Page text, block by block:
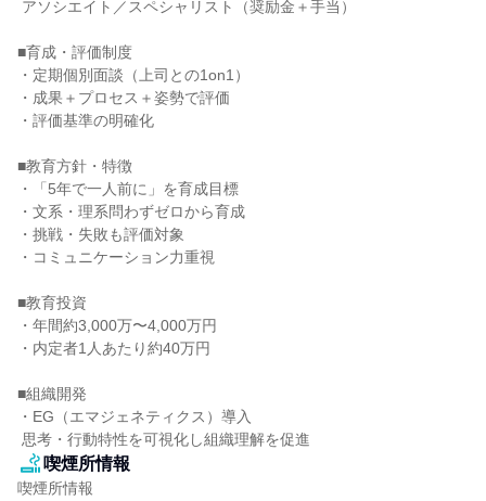
■育成・評価制度
・定期個別面談（上司との1on1）
・成果＋プロセス＋姿勢で評価
・評価基準の明確化
■教育方針・特徴
・「5年で一人前に」を育成目標
・文系・理系問わずゼロから育成
・挑戦・失敗も評価対象
・コミュニケーション力重視
■教育投資
・年間約3,000万〜4,000万円
・内定者1人あたり約40万円
■組織開発
・EG（エマジェネティクス）導入
思考・行動特性を可視化し組織理解を促進
喫煙所情報
喫煙所情報